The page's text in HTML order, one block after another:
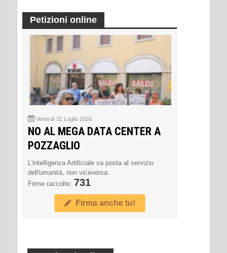
Petizioni online
Venerdì 31 Luglio 2026
NO AL MEGA DATA CENTER A
POZZAGLIO
L'intelligenza Artificiale va posta al servizio
dell'umanità, non viceversa.
Firme raccolte: 731
Firma anche tu!